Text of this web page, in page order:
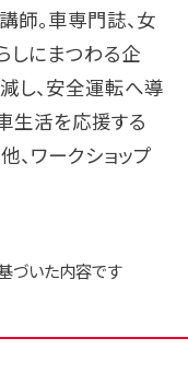
師。車専門誌、女
しにまつわる企
し、安全運転へ導
生活を応援する
、ワークショップ
づいた内容です